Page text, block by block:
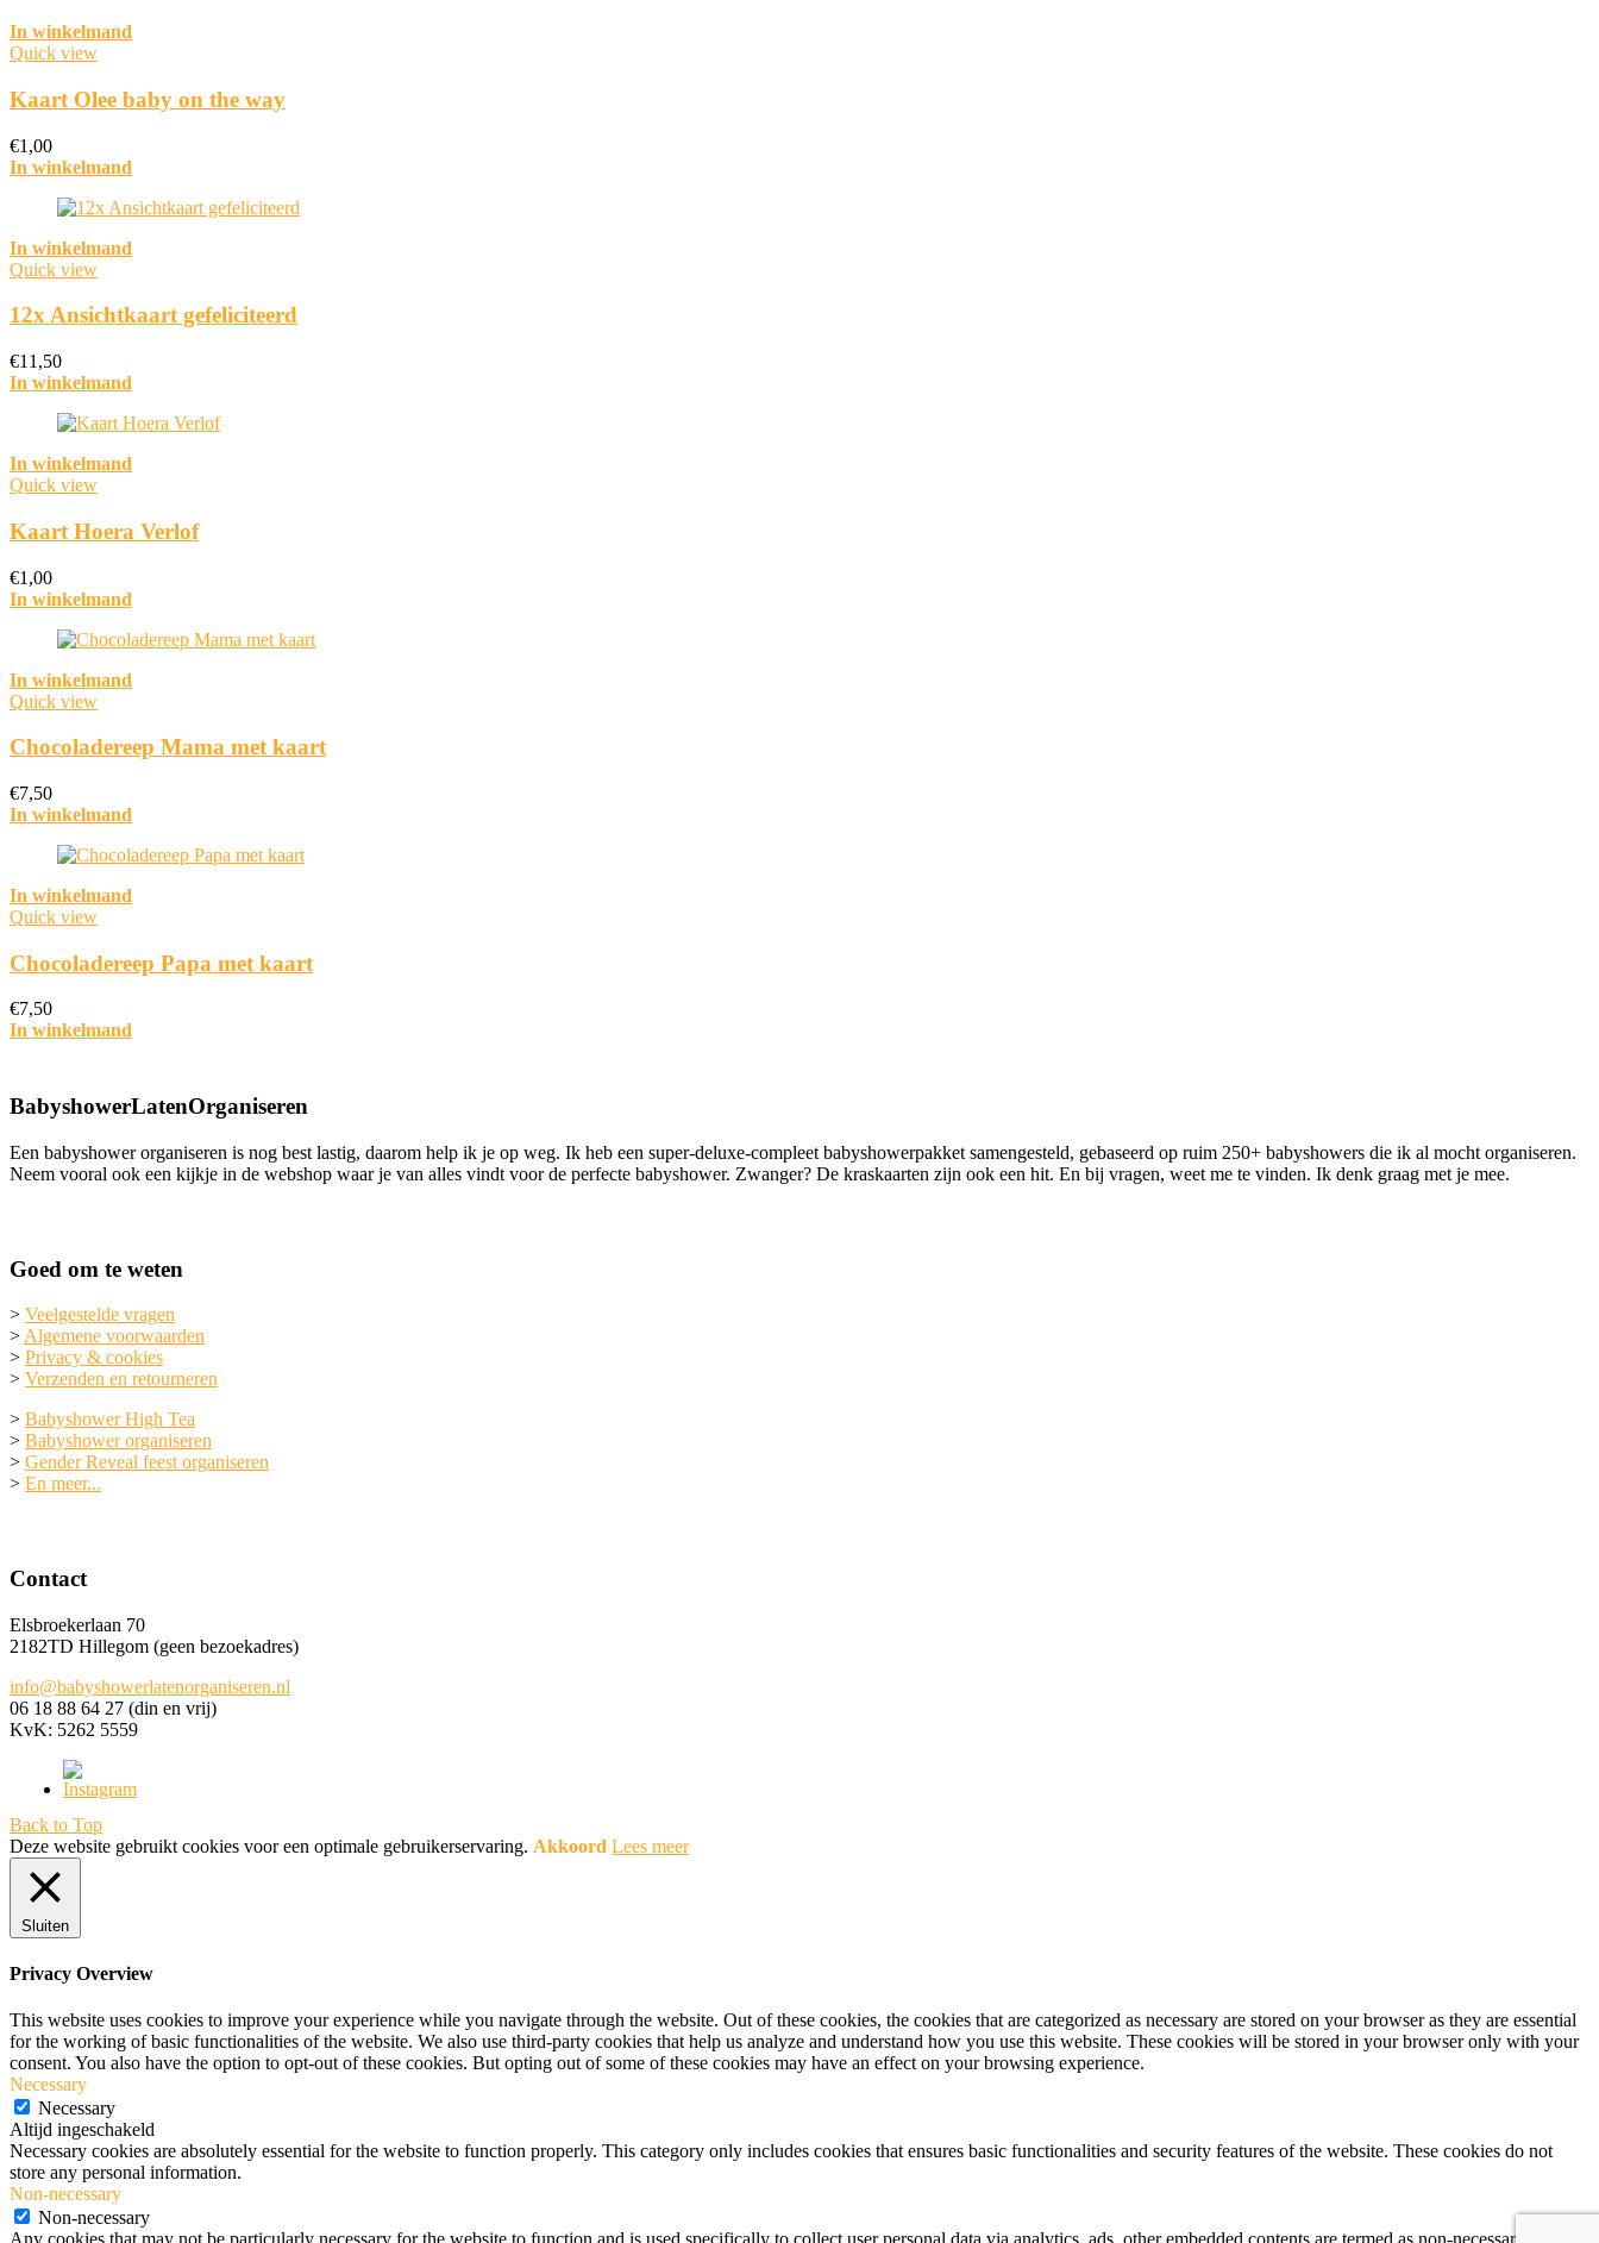
In winkelmand
Quick view
Kaart Olee baby on the way
€1,00
In winkelmand
In winkelmand
Quick view
12x Ansichtkaart gefeliciteerd
€11,50
In winkelmand
In winkelmand
Quick view
Kaart Hoera Verlof
€1,00
In winkelmand
In winkelmand
Quick view
Chocoladereep Mama met kaart
€7,50
In winkelmand
In winkelmand
Quick view
Chocoladereep Papa met kaart
€7,50
In winkelmand
BabyshowerLatenOrganiseren
Een babyshower organiseren is nog best lastig, daarom help ik je op weg. Ik heb een super-deluxe-compleet babyshowerpakket samengesteld, gebaseerd op ruim 250+ babyshowers die ik al mocht organiseren.
Neem vooral ook een kijkje in de webshop waar je van alles vindt voor de perfecte babyshower. Zwanger? De kraskaarten zijn ook een hit. En bij vragen, weet me te vinden. Ik denk graag met je mee.
Goed om te weten
> Veelgestelde vragen
> Algemene voorwaarden
> Privacy & cookies
> Verzenden en retourneren
> Babyshower High Tea
> Babyshower organiseren
> Gender Reveal feest organiseren
> En meer...
Contact
Elsbroekerlaan 70
2182TD Hillegom (geen bezoekadres)
info@babyshowerlatenorganiseren.nl
06 18 88 64 27 (din en vrij)
KvK: 5262 5559
Back to Top
Deze website gebruikt cookies voor een optimale gebruikerservaring. Akkoord Lees meer
Sluiten
Privacy Overview
This website uses cookies to improve your experience while you navigate through the website. Out of these cookies, the cookies that are categorized as necessary are stored on your browser as they are essential
for the working of basic functionalities of the website. We also use third-party cookies that help us analyze and understand how you use this website. These cookies will be stored in your browser only with your
consent. You also have the option to opt-out of these cookies. But opting out of some of these cookies may have an effect on your browsing experience.
Necessary
Necessary
Altijd ingeschakeld
Necessary cookies are absolutely essential for the website to function properly. This category only includes cookies that ensures basic functionalities and security features of the website. These cookies do not
store any personal information.
Non-necessary
Non-necessary